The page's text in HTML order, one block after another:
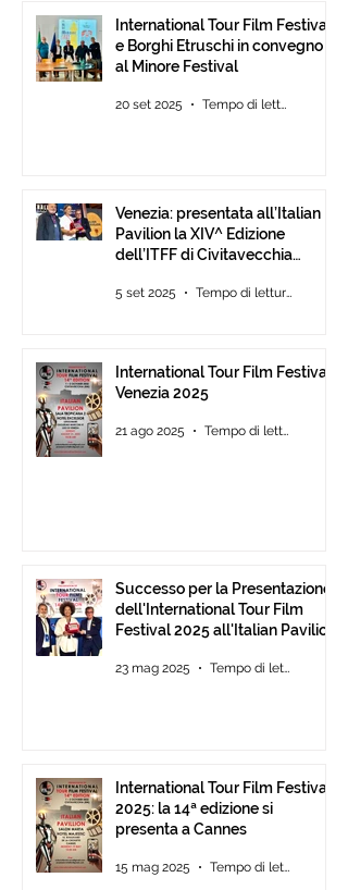
International Tour Film Festival
e Borghi Etruschi in convegno
al Minore Festival
20 set 2025 Tempo di lettura: 1 min
Venezia: presentata all’Italian
Pavilion la XIV^ Edizione
dell’ITFF di Civitavecchia
Award 2025
5 set 2025 Tempo di lettura: 3 min
International Tour Film Festival
Venezia 2025
21 ago 2025 Tempo di lettura: 3 min
Successo per la Presentazione
dell'International Tour Film
Festival 2025 all'Italian Pavilion
23 mag 2025 Tempo di lettura: 2 min
International Tour Film Festival
2025: la 14ª edizione si
presenta a Cannes
15 mag 2025 Tempo di lettura: 2 min